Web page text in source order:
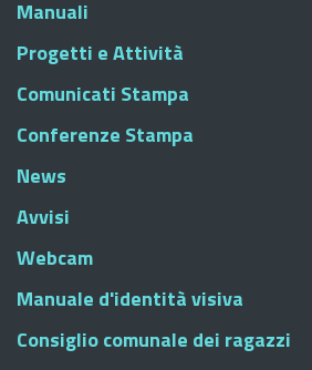
Manuali
Progetti e Attività
Comunicati Stampa
Conferenze Stampa
News
Avvisi
Webcam
Manuale d'identità visiva
Consiglio comunale dei ragazzi